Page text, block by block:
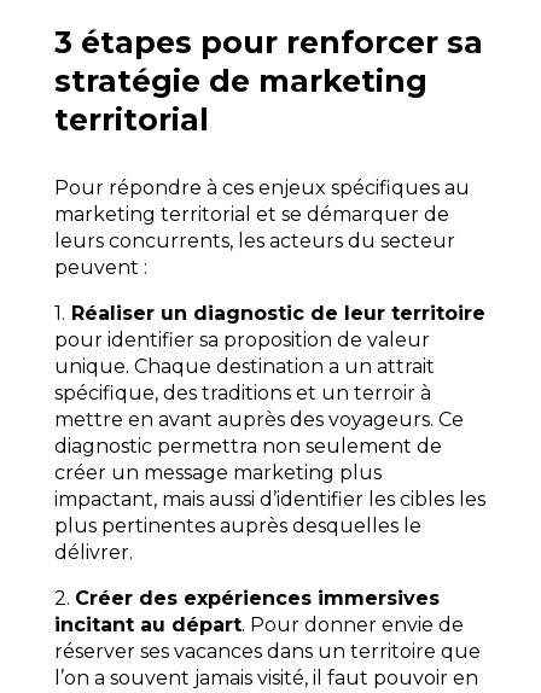
3 étapes pour renforcer sa
stratégie de marketing
territorial
Pour répondre à ces enjeux spécifiques au
marketing territorial et se démarquer de
leurs concurrents, les acteurs du secteur
peuvent :
1. Réaliser un diagnostic de leur territoire
pour identifier sa proposition de valeur
unique. Chaque destination a un attrait
spécifique, des traditions et un terroir à
mettre en avant auprès des voyageurs. Ce
diagnostic permettra non seulement de
créer un message marketing plus
impactant, mais aussi d’identifier les cibles les
plus pertinentes auprès desquelles le
délivrer.
2. Créer des expériences immersives
incitant au départ. Pour donner envie de
réserver ses vacances dans un territoire que
l’on a souvent jamais visité, il faut pouvoir en